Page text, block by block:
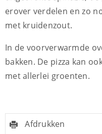
erover verdelen en zo
met kruidenzout.
In de voorverwarmde
bakken. De pizza kan
met allerlei groenten.
Afdrukken